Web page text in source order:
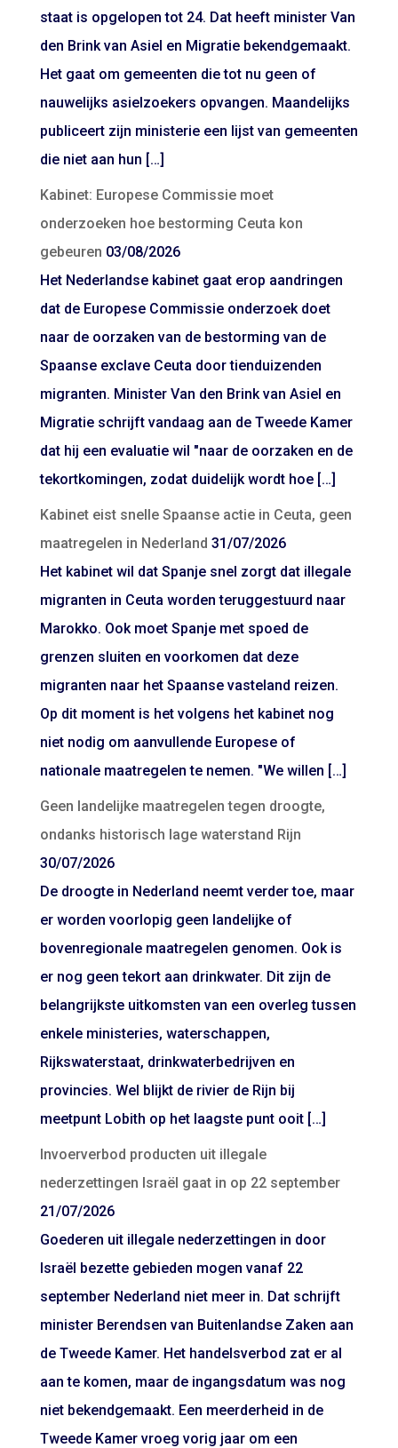
staat is opgelopen tot 24. Dat heeft minister Van
den Brink van Asiel en Migratie bekendgemaakt.
Het gaat om gemeenten die tot nu geen of
nauwelijks asielzoekers opvangen. Maandelijks
publiceert zijn ministerie een lijst van gemeenten
die niet aan hun […]
Kabinet: Europese Commissie moet
onderzoeken hoe bestorming Ceuta kon
gebeuren 03/08/2026
Het Nederlandse kabinet gaat erop aandringen
dat de Europese Commissie onderzoek doet
naar de oorzaken van de bestorming van de
Spaanse exclave Ceuta door tienduizenden
migranten. Minister Van den Brink van Asiel en
Migratie schrijft vandaag aan de Tweede Kamer
dat hij een evaluatie wil "naar de oorzaken en de
tekortkomingen, zodat duidelijk wordt hoe […]
Kabinet eist snelle Spaanse actie in Ceuta, geen
maatregelen in Nederland 31/07/2026
Het kabinet wil dat Spanje snel zorgt dat illegale
migranten in Ceuta worden teruggestuurd naar
Marokko. Ook moet Spanje met spoed de
grenzen sluiten en voorkomen dat deze
migranten naar het Spaanse vasteland reizen.
Op dit moment is het volgens het kabinet nog
niet nodig om aanvullende Europese of
nationale maatregelen te nemen. "We willen […]
Geen landelijke maatregelen tegen droogte,
ondanks historisch lage waterstand Rijn
30/07/2026
De droogte in Nederland neemt verder toe, maar
er worden voorlopig geen landelijke of
bovenregionale maatregelen genomen. Ook is
er nog geen tekort aan drinkwater. Dit zijn de
belangrijkste uitkomsten van een overleg tussen
enkele ministeries, waterschappen,
Rijkswaterstaat, drinkwaterbedrijven en
provincies. Wel blijkt de rivier de Rijn bij
meetpunt Lobith op het laagste punt ooit […]
Invoerverbod producten uit illegale
nederzettingen Israël gaat in op 22 september
21/07/2026
Goederen uit illegale nederzettingen in door
Israël bezette gebieden mogen vanaf 22
september Nederland niet meer in. Dat schrijft
minister Berendsen van Buitenlandse Zaken aan
de Tweede Kamer. Het handelsverbod zat er al
aan te komen, maar de ingangsdatum was nog
niet bekendgemaakt. Een meerderheid in de
Tweede Kamer vroeg vorig jaar om een